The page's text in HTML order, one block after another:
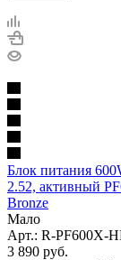
Блок питания
2.52, активный
Bronze
Мало
Арт.: R-PF600X-
3 890 руб.